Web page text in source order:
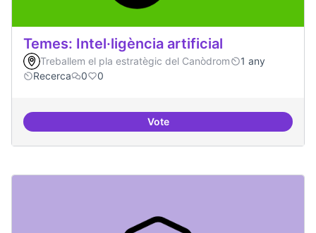
Temes: Intel·ligència artificial
Treballem el pla estratègic del Canòdrom
1 any
Recerca
0 0
VoteTemes: Intel·ligència artificial